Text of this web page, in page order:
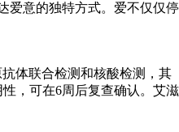
爱意的独特方式。爱不仅仅停
体联合检测和核酸检测，其
，可在6周后复查确认。艾滋